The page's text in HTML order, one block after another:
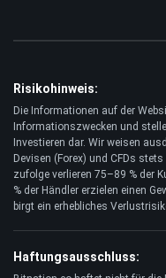
Risikohinweis:
Die Informationen auf der
Informationszwecken und
Investieren dar. Wir weisen
Devisen (Forex) und CFDs
zufolge verlieren 75–89 % der
% der Händler erzielen einen
birgt ein erhebliches
Haftungsausschluss: